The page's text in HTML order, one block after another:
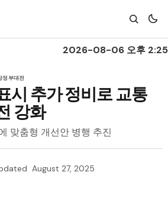
2026-08-06 오후 2:25
정부대전
시 추가 정비로 교통
강화
맞춤형 개선안 병행 추진
August 27, 2025